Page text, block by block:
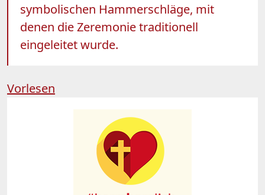
symbolischen Hammerschläge, mit
denen die Zeremonie traditionell
eingeleitet wurde.
Vorlesen